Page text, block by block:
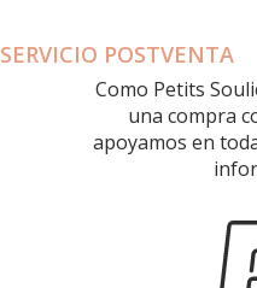
SERVICIO POSTVENTA
Como Petits
una compra
apoyamos en